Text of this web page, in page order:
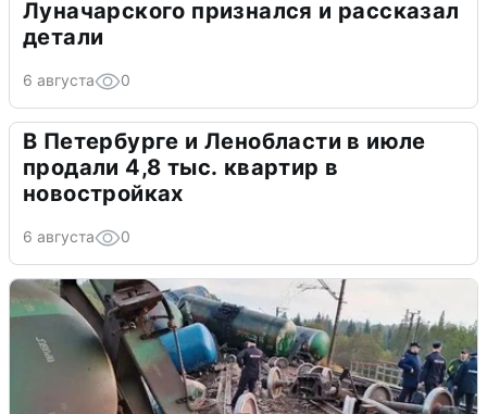
Луначарского признался и рассказал
детали
6 августа 0
В Петербурге и Ленобласти в июле
продали 4,8 тыс. квартир в
новостройках
6 августа 0